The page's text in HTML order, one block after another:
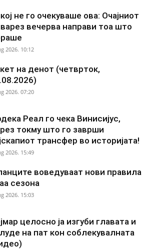
не го очекуваше ова: Очајниот
вечерва направи тоа што
2026. 10:12
на денот (четврток,
2026. 07:20
Реал го чека Винисијус,
токму што го заврши
трансфер во историјата!
2026. 15:49
воведуваат нови правила
сезона
2026. 15:03
целосно ја изгуби главата и
на пат кон соблекувалната